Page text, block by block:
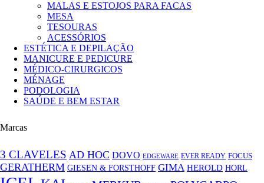
MALAS E ESTOJOS PARA FACAS
MESA
TESOURAS
ACESSÓRIOS
ESTÉTICA E DEPILAÇÃO
MANICURE E PEDICURE
MÉDICO-CIRURGICOS
MÉNAGE
PODOLOGIA
SAÚDE E BEM ESTAR
Marcas
3 CLAVELES AD HOC DOVO EDGEWARE EVER READY FOCUS
GERATHERM GIESEN & FORSTHOFF GIMA HEROLD HORL